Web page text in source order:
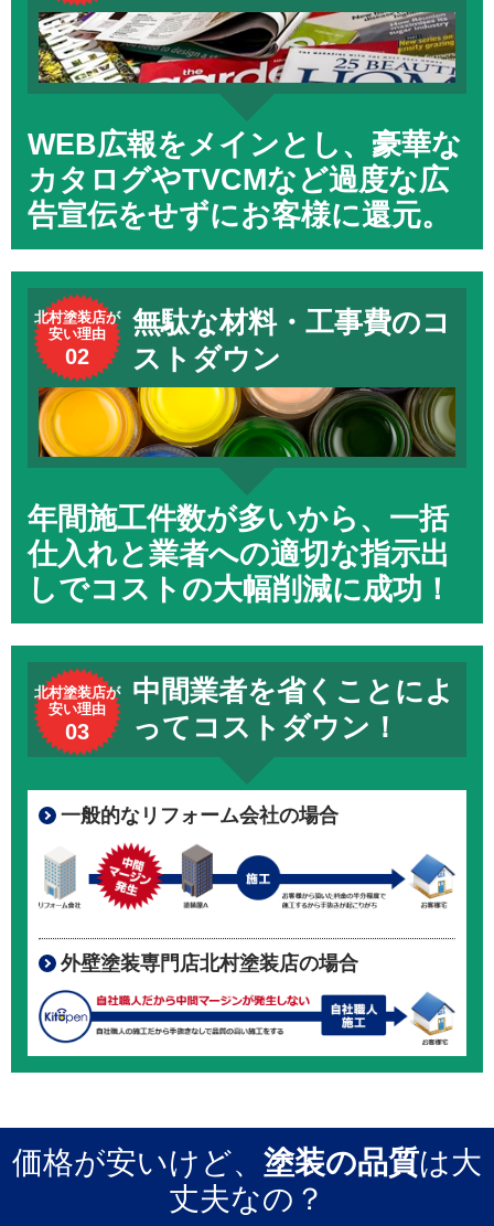
WEB広報をメインとし、豪華な
カタログやTVCMなど過度な広
告宣伝をせずにお客様に還元。
北村塗装店が
安い理由
02
無駄な材料・工事費のコ
ストダウン
年間施工件数が多いから、一括
仕入れと業者への適切な指示出
しでコストの大幅削減に成功！
北村塗装店が
安い理由
03
中間業者を省くことによ
ってコストダウン！
一般的なリフォーム会社の場合
外壁塗装専門店北村塗装店の場合
価格が安いけど、 塗装の品質は大
丈夫なの？